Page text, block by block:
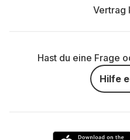
Vertrag
Hast du eine Frage
Hilfe